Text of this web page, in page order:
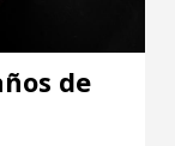
de